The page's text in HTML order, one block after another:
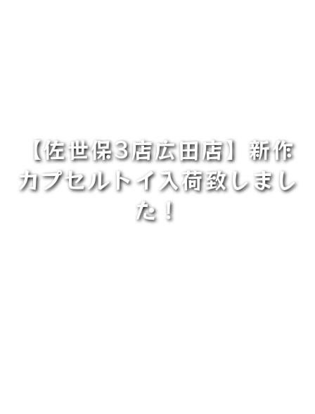
【佐世保3店広田店】新作
カプセルトイ入荷致しまし
た！